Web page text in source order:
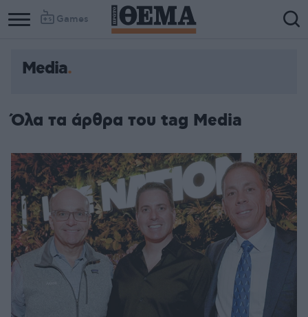
Games
Media
Όλα τα άρθρα του tag Media